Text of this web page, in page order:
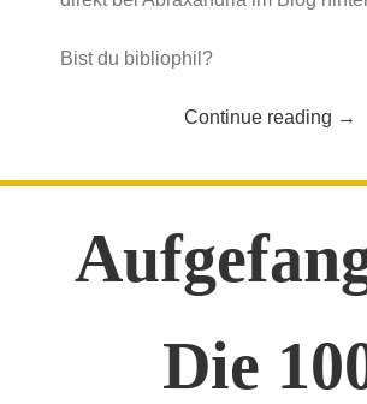
Bist du bibliophil?
Continue reading →
Die